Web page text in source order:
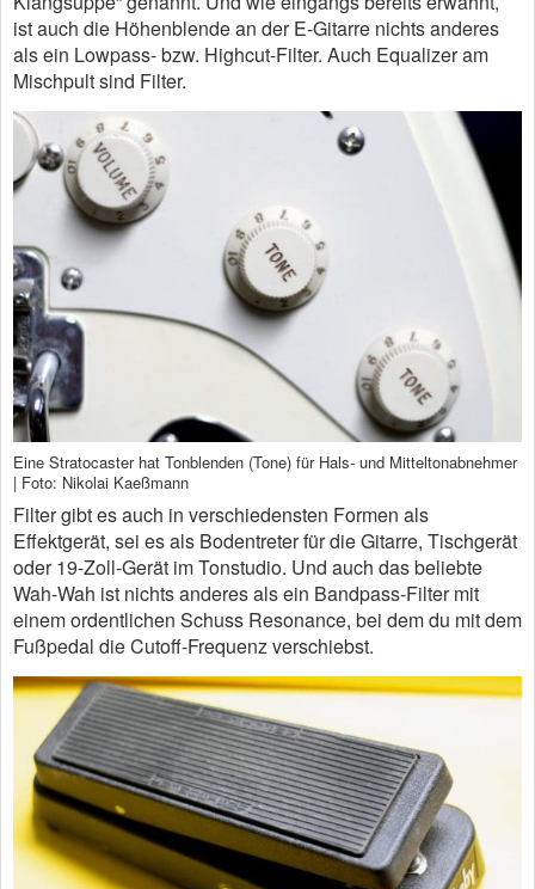
ist auch die Höhenblende an der E-Gitarre nichts anderes
als ein Lowpass- bzw. Highcut-Filter. Auch Equalizer am
Mischpult sind Filter.
Eine Stratocaster hat Tonblenden (Tone) für Hals- und Mitteltonabnehmer
| Foto: Nikolai Kaeßmann
Filter gibt es auch in verschiedensten Formen als
Effektgerät, sei es als Bodentreter für die Gitarre, Tischgerät
oder 19-Zoll-Gerät im Tonstudio. Und auch das beliebte
Wah-Wah ist nichts anderes als ein Bandpass-Filter mit
einem ordentlichen Schuss Resonance, bei dem du mit dem
Fußpedal die Cutoff-Frequenz verschiebst.